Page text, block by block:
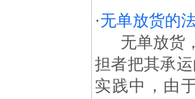
·无单放货的
无单放货，
担者把其承
实践中，由